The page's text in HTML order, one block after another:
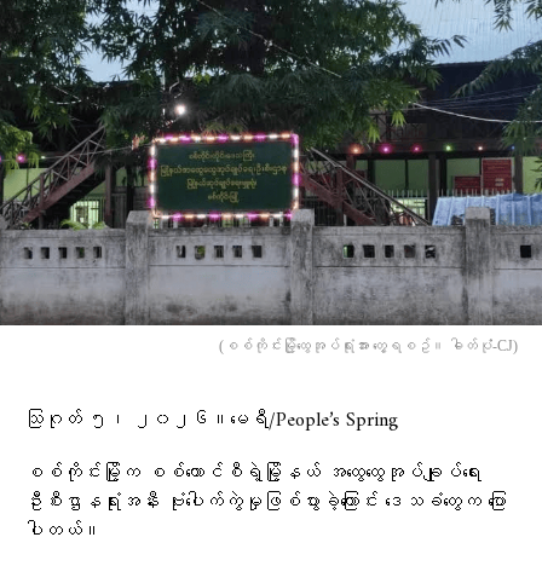
(စစ်ကိုင်းမြို့ထွေအုပ်ရုံးအား တွေ့ရစဥ်။ ဓါတ်ပုံံ-CJ)
သြဂုတ် ၅၊ ၂၀၂၆။မေရီ/People’s Spring
စစ်ကိုင်းမြို့က စစ်ကောင်စီရဲ့မြို့နယ် အထွေထွေအုပ်ချုပ်ရေး
ဦးစီးဌာနရုံးအနီး ဗုံးပေါက်ကွဲမှုဖြစ်ပွားခဲ့ကြောင်း ဒေသခံတွေက ပြော
ပါတယ်။